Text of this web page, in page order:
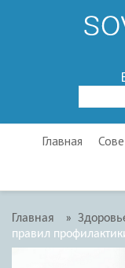
Главная
Главная »
правил